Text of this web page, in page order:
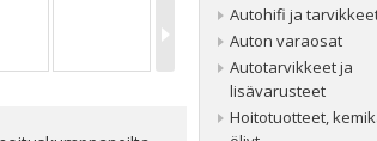
Autohifi ja
Auton varaosat
Autotarvikkeet ja
lisävarusteet
Hoitotuotteet,